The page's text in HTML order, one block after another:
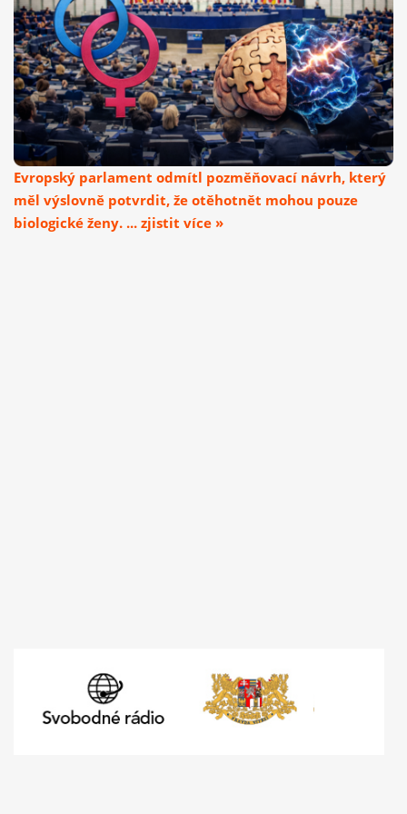
Evropský parlament odmítl pozměňovací návrh, který
měl výslovně potvrdit, že otěhotnět mohou pouze
biologické ženy. ... zjistit více »